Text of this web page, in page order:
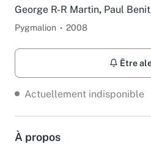
George R-R Martin, Paul
Pygmalion 2008
Être
Actuellement indisponible
À propos